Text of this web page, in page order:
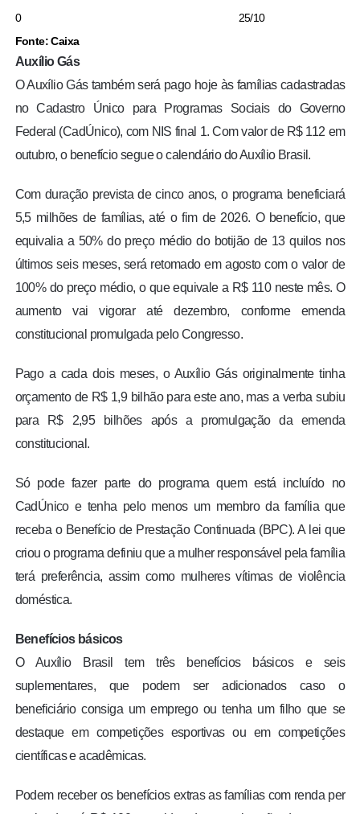
0
25/10
Fonte: Caixa
Auxílio Gás
O Auxílio Gás também será pago hoje às famílias cadastradas
no Cadastro Único para Programas Sociais do Governo
Federal (CadÚnico), com NIS final 1. Com valor de R$ 112 em
outubro, o benefício segue o calendário do Auxílio Brasil.
Com duração prevista de cinco anos, o programa beneficiará
5,5 milhões de famílias, até o fim de 2026. O benefício, que
equivalia a 50% do preço médio do botijão de 13 quilos nos
últimos seis meses, será retomado em agosto com o valor de
100% do preço médio, o que equivale a R$ 110 neste mês. O
aumento vai vigorar até dezembro, conforme emenda
constitucional promulgada pelo Congresso.
Pago a cada dois meses, o Auxílio Gás originalmente tinha
orçamento de R$ 1,9 bilhão para este ano, mas a verba subiu
para R$ 2,95 bilhões após a promulgação da emenda
constitucional.
Só pode fazer parte do programa quem está incluído no
CadÚnico e tenha pelo menos um membro da família que
receba o Benefício de Prestação Continuada (BPC). A lei que
criou o programa definiu que a mulher responsável pela família
terá preferência, assim como mulheres vítimas de violência
doméstica.
Benefícios básicos
O Auxílio Brasil tem três benefícios básicos e seis
suplementares, que podem ser adicionados caso o
beneficiário consiga um emprego ou tenha um filho que se
destaque em competições esportivas ou em competições
científicas e acadêmicas.
Podem receber os benefícios extras as famílias com renda per